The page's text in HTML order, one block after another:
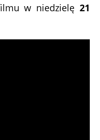
w niedzielę21